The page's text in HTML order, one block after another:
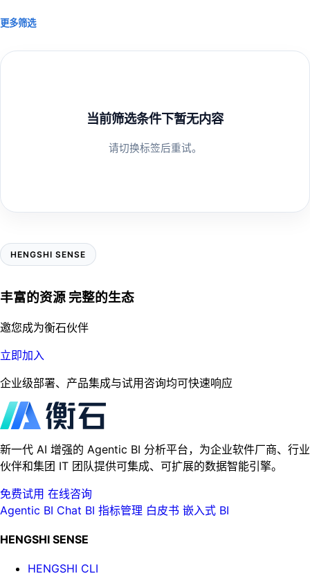
更多筛选
当前筛选条件下暂无内容
请切换标签后重试。
HENGSHI SENSE
丰富的资源 完整的生态
邀您成为衡石伙伴
立即加入
企业级部署、产品集成与试用咨询均可快速响应
新一代 AI 增强的 Agentic BI 分析平台，为企业软件厂商、行业
伙伴和集团 IT 团队提供可集成、可扩展的数据智能引擎。
免费试用 在线咨询
Agentic BI Chat BI 指标管理 白皮书 嵌入式 BI
HENGSHI SENSE
HENGSHI CLI